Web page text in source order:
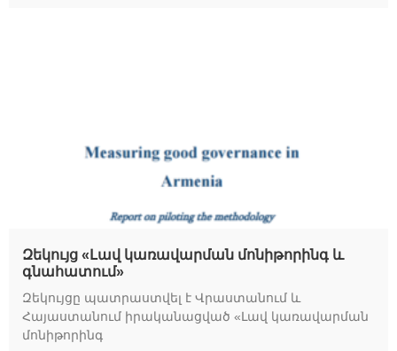
Զեկույց «Լավ կառավարման մոնիթորինգ և
գնահատում»
Զեկույցը պատրաստվել է Վրաստանում և
Հայաստանում իրականացված «Լավ կառավարման
մոնիթորինգ